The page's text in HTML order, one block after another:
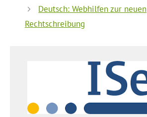
Deutsch: Webhilfen zur neuen
Rechtschreibung